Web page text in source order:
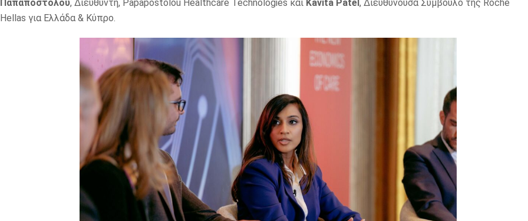
Παπαποστόλου, Διευθυντή, Papapostolou Healthcare Technologies και Kavita Patel , Διευθύνουσα Σύμβουλο της Roche
Hellas για Ελλάδα & Κύπρο.